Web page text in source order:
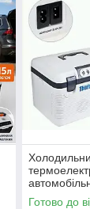
19L DC/AC
Готово до